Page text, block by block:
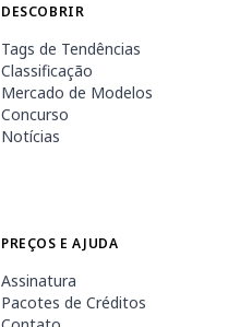
DESCOBRIR
Tags de Tendências
Classificação
Mercado de Modelos
Concurso
Notícias
PREÇOS E AJUDA
Assinatura
Pacotes de Créditos